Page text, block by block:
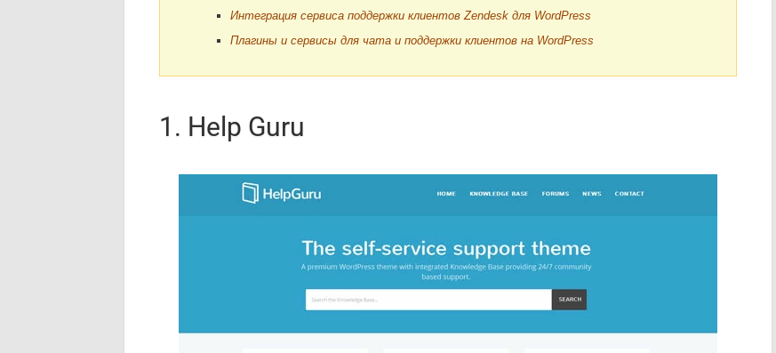
Интеграция сервиса поддержки клиентов Zendesk для WordPress
Плагины и сервисы для чата и поддержки клиентов на WordPress
1. Help Guru